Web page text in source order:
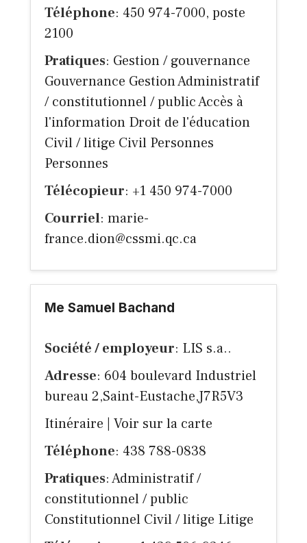
Téléphone: 450 974-7000, poste
2100
Pratiques: Gestion / gouvernance
Gouvernance Gestion Administratif
/ constitutionnel / public Accès à
l'information Droit de l'éducation
Civil / litige Civil Personnes
Personnes
Télécopieur: +1 450 974-7000
Courriel: marie-
france.dion@cssmi.qc.ca
Me Samuel Bachand
Société / employeur: LIS s.a..
Adresse: 604 boulevard Industriel
bureau 2,Saint-Eustache,J7R5V3
Itinéraire
Voir sur la carte
Téléphone: 438 788-0838
Pratiques: Administratif /
constitutionnel / public
Constitutionnel Civil / litige Litige